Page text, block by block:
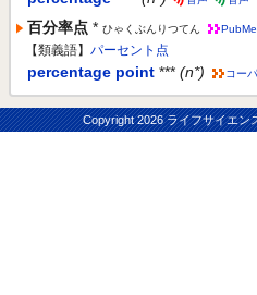
百分率点 * ひゃくぶんりつてん
【類義語】 パーセント点
percentage point *** (n*) コー
Copyright2026 ライフサイエン